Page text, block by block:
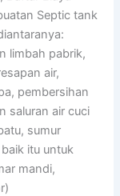
Septic tank
limbah pabrik,
air,
pembersihan
saluran air cuci
sumur
itu untuk
mandi,